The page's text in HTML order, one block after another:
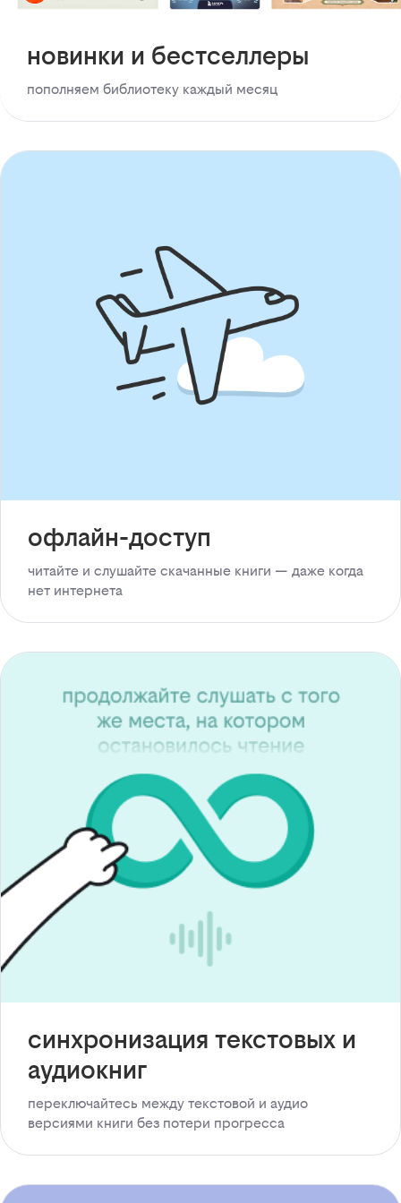
новинки и бестселлеры
пополняем библиотеку каждый месяц
офлайн-доступ
читайте и слушайте скачанные книги — даже когда
нет интернета
синхронизация текстовых и
аудиокниг
переключайтесь между текстовой и аудио
версиями книги без потери прогресса